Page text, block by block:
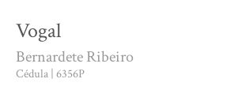
Vogal
Bernardete Ribeiro
Cédula | 6356P